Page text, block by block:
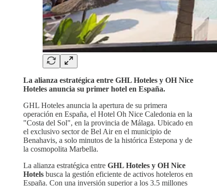
La alianza estratégica entre GHL Hoteles y OH Nice
Hoteles anuncia su primer hotel en España.
GHL Hoteles anuncia la apertura de su primera
operación en España, el Hotel Oh Nice Caledonia en la
"Costa del Sol", en la provincia de Málaga. Ubicado en
el exclusivo sector de Bel Air en el municipio de
Benahavis, a solo minutos de la histórica Estepona y de
la cosmopolita Marbella.
La alianza estratégica entre GHL Hoteles y OH Nice
Hotels busca la gestión eficiente de activos hoteleros en
España. Con una inversión superior a los 3.5 millones